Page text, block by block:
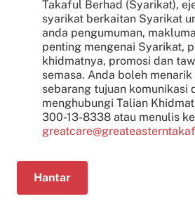
Takaful Berhad (Syarikat),
syarikat berkaitan Syarikat
anda pengumuman,
penting mengenai Syarikat,
khidmatnya, promosi dan
semasa. Anda boleh
sebarang tujuan komunikasi
menghubungi Talian
300-13-8338 atau menulis
Hantar